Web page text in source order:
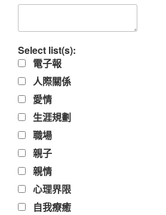
Select list(s):
電子報
人際關係
愛情
生涯規劃
職場
親子
親情
心理界限
自我療癒